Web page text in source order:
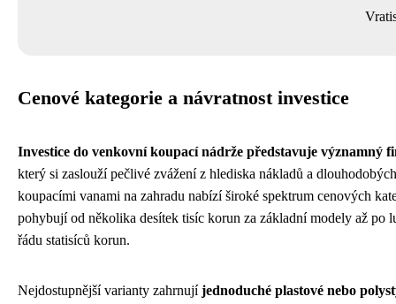
Cenové kategorie a návratnost investice
Investice do venkovní koupací nádrže představuje významný
který si zaslouží pečlivé zvážení z hlediska nákladů a
koupacími vanami na zahradu nabízí široké spektrum cenových
pohybují od několika desítek tisíc korun za základní modely až po
řádu statisíců korun.
Nejdostupnější varianty zahrnujíjednoduché plastové nebo